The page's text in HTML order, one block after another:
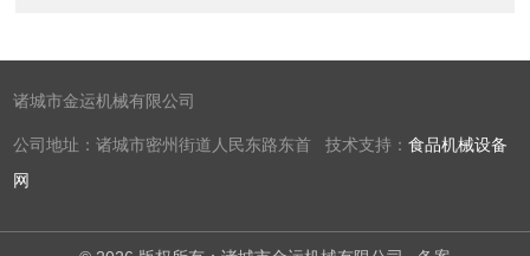
诸城市金运机械有限公司
公司地址：诸城市密州街道人民东路东首 技术支持：食品机械设备
网